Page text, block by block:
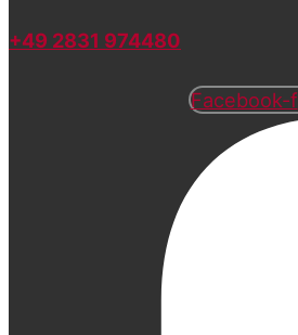
+49 2831 974480
Facebook-f